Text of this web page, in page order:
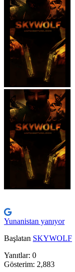
Yunanistan yanıyor
Başlatan SKYWOLF
Yanıtlar: 0
Gösterim: 2,883